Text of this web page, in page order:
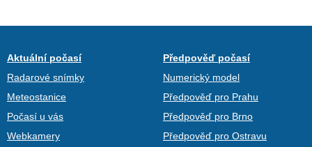
Aktuální počasí
Radarové snímky
Meteostanice
Počasí u vás
Webkamery
Předpověď počasí
Numerický model
Předpověď pro Prahu
Předpověď pro Brno
Předpověď pro Ostravu